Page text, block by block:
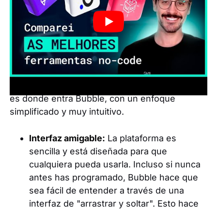
Bubble es una plataforma fantástica para
cualquiera que quiera empezar a desarrollar
aplicaciones sin preocuparse por el código
complejo. Imagina que quieres crear una
aplicación, pero no sabes programar o
es donde entra Bubble, con un enfoque
simplificado y muy intuitivo.
Interfaz amigable: La plataforma es
sencilla y está diseñada para que
cualquiera pueda usarla. Incluso si nunca
antes has programado, Bubble hace que
sea fácil de entender a través de una
interfaz de "arrastrar y soltar". Esto hace